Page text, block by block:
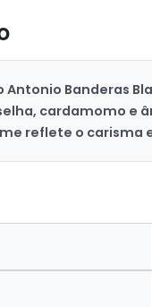
Banderas
cardamomo e
reflete o